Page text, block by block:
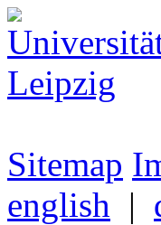
Sitemap
english |